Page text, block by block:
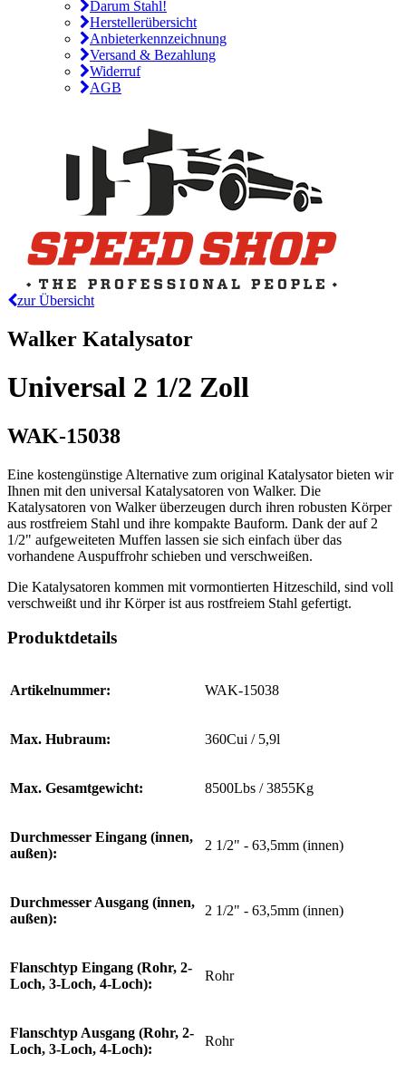
Darum Stahl!
Herstellerübersicht
Anbieterkennzeichnung
Versand & Bezahlung
Widerruf
AGB
zur Übersicht
Walker Katalysator
Universal 2 1/2 Zoll
WAK-15038
Eine kostengünstige Alternative zum original Katalysator bieten wir
Ihnen mit den universal Katalysatoren von Walker. Die
Katalysatoren von Walker überzeugen durch ihren robusten Körper
aus rostfreiem Stahl und ihre kompakte Bauform. Dank der auf 2
1/2" aufgeweiteten Muffen lassen sie sich einfach über das
vorhandene Auspuffrohr schieben und verschweißen.
Die Katalysatoren kommen mit vormontierten Hitzeschild, sind voll
verschweißt und ihr Körper ist aus rostfreiem Stahl gefertigt.
Produktdetails
Artikelnummer: WAK-15038
Max. Hubraum: 360Cui / 5,9l
Max. Gesamtgewicht: 8500Lbs / 3855Kg
Durchmesser Eingang (innen,
außen):
2 1/2" - 63,5mm (innen)
Durchmesser Ausgang (innen,
außen):
2 1/2" - 63,5mm (innen)
Flanschtyp Eingang (Rohr, 2-
Loch, 3-Loch, 4-Loch):
Rohr
Flanschtyp Ausgang (Rohr, 2-
Loch, 3-Loch, 4-Loch):
Rohr